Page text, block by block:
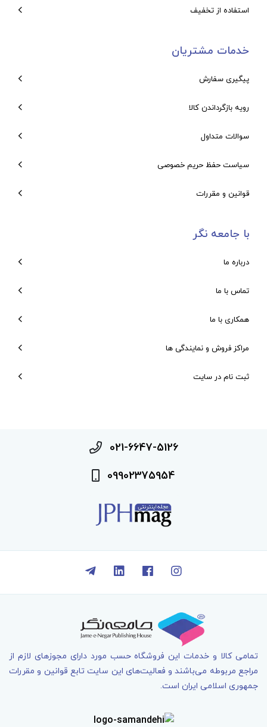
استفاده از تخفیف
خدمات مشتریان
پیگیری سفارش
رویه بازگرداندن کالا
سوالات متداول
سیاست حفظ حریم خصوصی
قوانین و مقررات
با جامعه نگر
درباره ما
تماس با ما
همکاری با ما
مراکز فروش و نمایندگی ها
ثبت نام در سایت
021-6647-5126
09902375954
تمامی کالا و خدمات اين فروشگاه حسب مورد دارای مجوزهای لازم از
مراجع مربوطه می‌باشند و فعاليت‌های اين سايت تابع قوانين و مقررات
جمهوری اسلامی ايران است.